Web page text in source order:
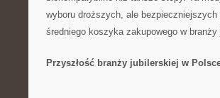
wyboru droższych, ale bezpieczniejszych
średniego koszyka zakupowego w branży
Przyszłość branży jubilerskiej w